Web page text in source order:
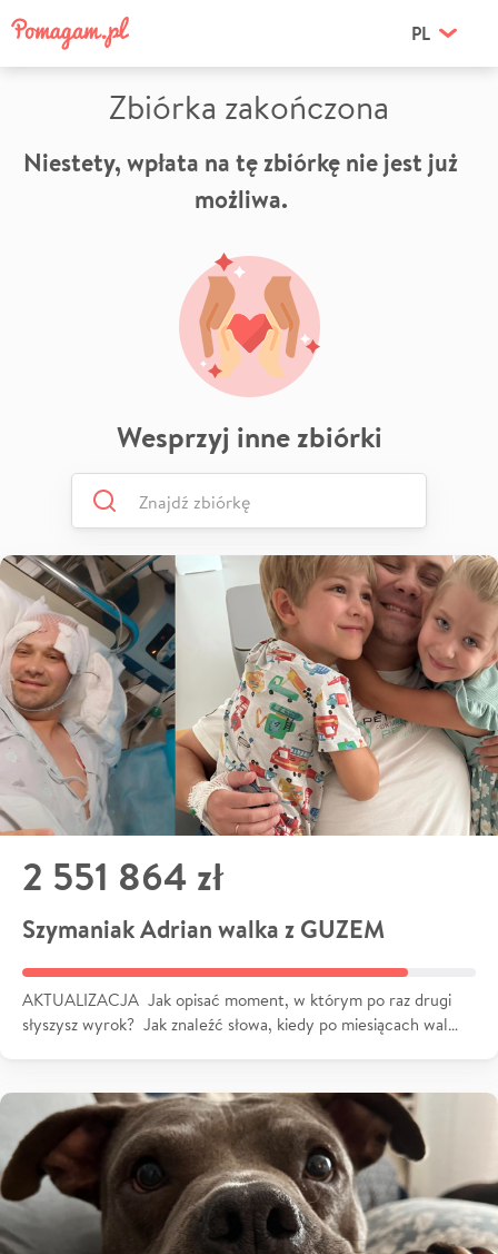
PL
Zbiórka zakończona
Niestety, wpłata na tę zbiórkę nie jest już
możliwa.
Wesprzyj inne zbiórki
2 551 864 zł
Szymaniak Adrian walka z GUZEM
AKTUALIZACJA Jak opisać moment, w którym po raz drugi
słyszysz wyrok? Jak znaleźć słowa, kiedy po miesiącach wal…